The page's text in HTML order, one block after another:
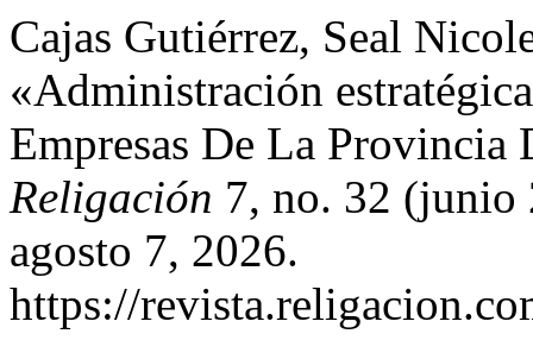
Cajas Gutiérrez, Seal
«Administración
Empresas De La Provincia
Religación 7, no. 32 (junio
agosto 7, 2026.
https://